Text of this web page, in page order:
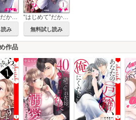
読み 無料試し読み
作品